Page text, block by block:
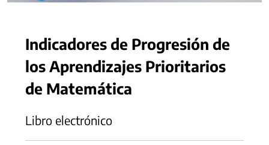
Indicadores de Progresión de
los Aprendizajes Prioritarios
de Matemática
Libro electrónico